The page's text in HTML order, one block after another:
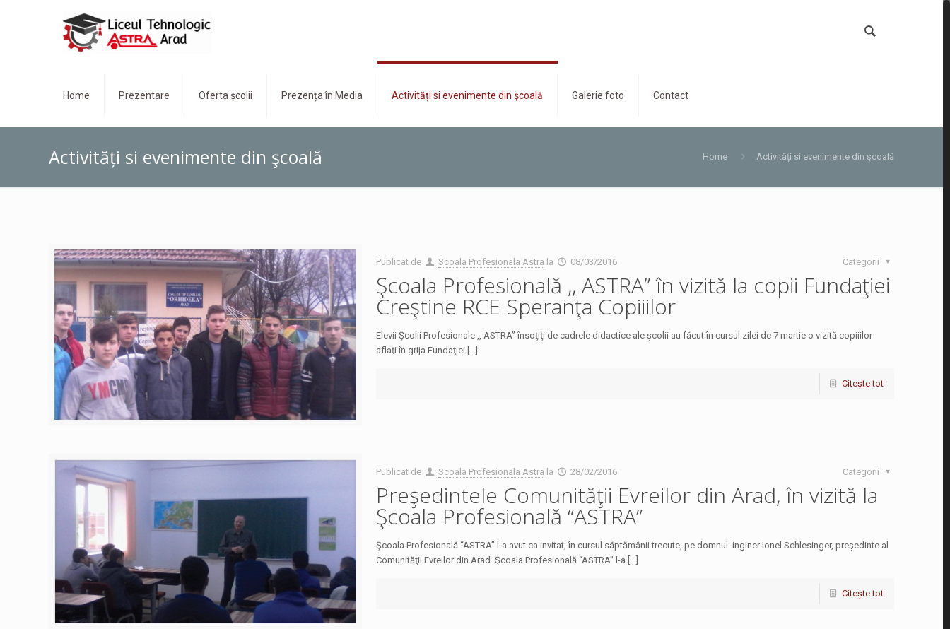
Home Prezentare Oferta școlii Prezența în Media Activități si evenimente din şcoală Galerie foto Contact
Activități si evenimente din şcoală Home Activități si evenimente din şcoală
Publicat de Scoala Profesionala Astra la 08/03/2016 Categorii
Şcoala Profesională ,, ASTRA” în vizită la copii Fundaţiei
Creştine RCE Speranţa Copiiilor
Elevii Şcolii Profesionale ,, ASTRA” însoţiţi de cadrele didactice ale şcolii au făcut în cursul zilei de 7 martie o vizită copiiilor
aflaţi în grija Fundaţiei […]
Citește tot
Publicat de Scoala Profesionala Astra la 28/02/2016 Categorii
Preşedintele Comunităţii Evreilor din Arad, în vizită la
Şcoala Profesională “ASTRA”
Şcoala Profesională “ASTRA” l-a avut ca invitat, în cursul săptămânii trecute, pe domnul inginer Io­nel Schlesinger, preşedinte al
Co­munităţii Evreilor din Arad. Şcoala Profesională “ASTRA” l-a […]
Citește tot